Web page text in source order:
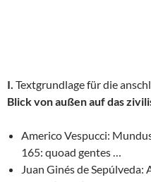
I. Textgrundlage für die
Blick von außen auf das
Americo Vespucci:
165: quoad gentes …
Juan Ginés de